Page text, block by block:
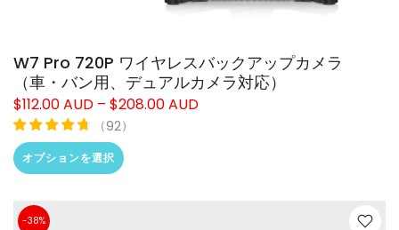
W7 Pro 720P ワイヤレスバックアップカメラ
（車・バン用、デュアルカメラ対応）
$112.00 AUD – $208.00 AUD
（92）
オプションを選択
-38%